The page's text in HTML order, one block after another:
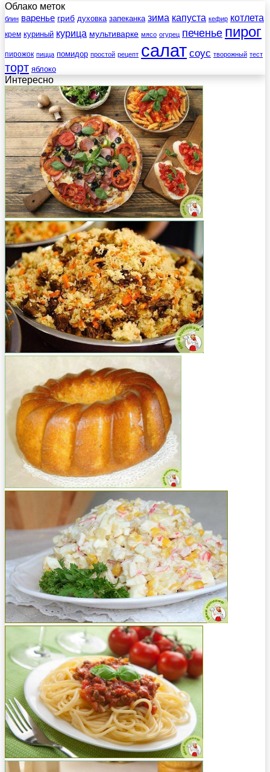
Облако меток
блин варенье гриб духовка запеканка зима капуста кефир котлета
крем куриный курица мультиварке мясо огурец печенье пирог
пирожок пицца помидор простой рецепт салат соус творожный тест
торт яблоко
Интересно